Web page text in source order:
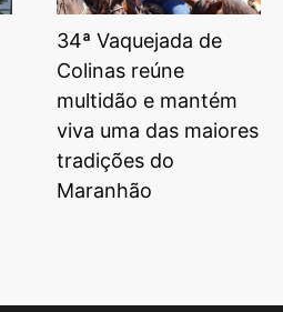
34ª Vaquejada de
Colinas reúne
multidão e mantém
viva uma das maiores
tradições do
Maranhão